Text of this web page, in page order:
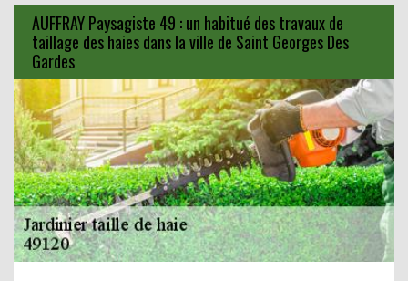
AUFFRAY Paysagiste 49 : un habitué des travaux de
taillage des haies dans la ville de Saint Georges Des
Gardes